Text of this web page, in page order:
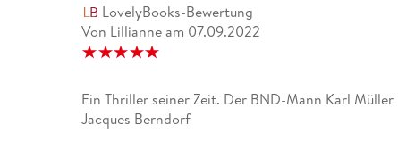
LovelyBooks-Bewertung
Von Lillianneam 07.09.2022
Ein Thriller seiner Zeit. Der BND-Mann Karl
Jacques Berndorf